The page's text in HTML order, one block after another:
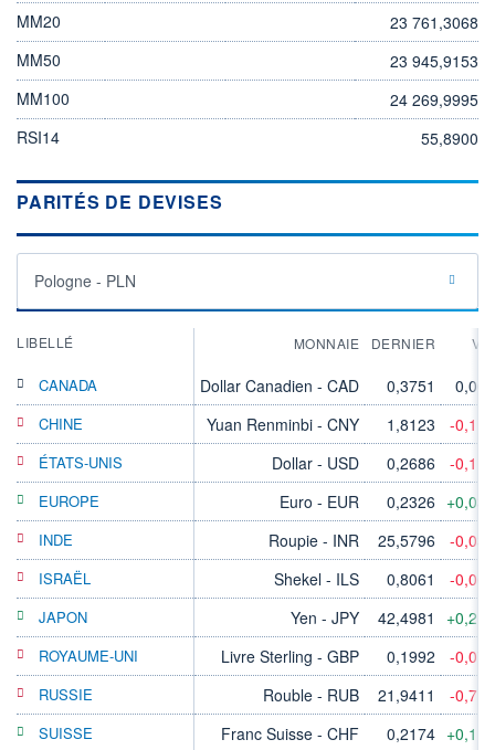
MM20
23 761,3068
MM50
23 945,9153
MM100
24 269,9995
RSI14
55,8900
PARITÉS DE DEVISES
Pologne - PLN
LIBELLÉ MONNAIE DERNIER
CANADA Dollar Canadien - CAD 0,3751
CHINE Yuan Renminbi - CNY 1,8123 -
ÉTATS-UNIS Dollar - USD 0,2686 -
EUROPE Euro - EUR 0,2326
INDE Roupie - INR 25,5796 -
ISRAËL Shekel - ILS 0,8061 -
JAPON Yen - JPY 42,4981
ROYAUME-UNI Livre Sterling - GBP 0,1992 -
RUSSIE Rouble - RUB 21,9411 -
SUISSE Franc Suisse - CHF 0,2174